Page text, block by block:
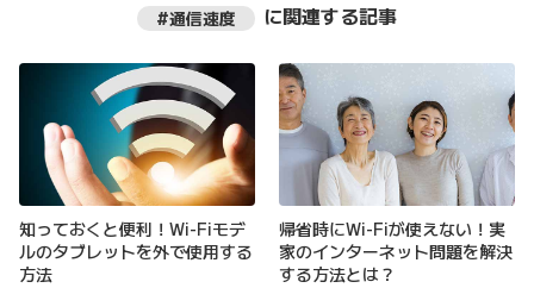
#通信速度
に関連する記事
知っておくと便利！Wi-Fiモデ
ルのタブレットを外で使用する
方法
帰省時にWi-Fiが使えない！実
家のインターネット問題を解決
する方法とは？